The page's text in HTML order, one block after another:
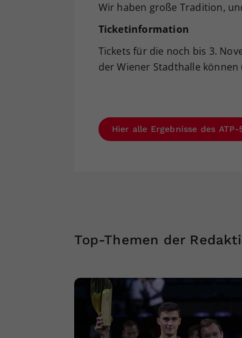
Wir haben große Tradition,
Ticketinformation
Tickets für die noch bis 3.
der Wiener Stadthalle können
Hier alle Ergebnisse des
Top-Themen der